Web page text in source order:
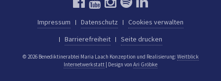
Impressum Datenschutz
Cookies verwalten
Barrierefreiheit
Seite drucken
© 2026 Benediktinerabtei Maria Laach Konzeption und Realisierung: Weitblick
Internetwerkstatt | Design von Ari Gröbke